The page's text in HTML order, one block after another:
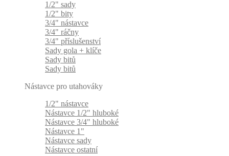
1/2" sady
1/2" bity
3/4" nástavce
3/4" ráčny
3/4" příslušenství
Sady gola + klíče
Sady bitů
Sady bitů
Nástavce pro utahováky
1/2" nástavce
Nástavce 1/2" hluboké
Nástavce 3/4" hluboké
Nástavce 1"
Nástavce sady
Nástavce ostatní